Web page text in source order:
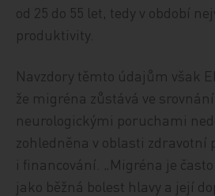
od 25 do 55 let, tedy v období
produktivity.
Navzdory těmto údajům však
že migréna zůstává ve
neurologickými poruchami
zohledněna v oblasti zdravotní
i financování. „Migréna je
jako běžná bolest hlavy a její